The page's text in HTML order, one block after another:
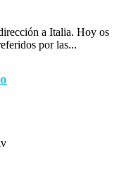
a Italia. Hoy os
por las...